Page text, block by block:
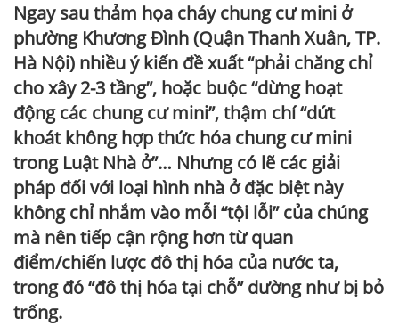
Ngay sau thảm họa cháy chung cư mini ở
phường Khương Đình (Quận Thanh Xuân, TP.
Hà Nội) nhiều ý kiến đề xuất “phải chăng chỉ
cho xây 2-3 tầng”, hoặc buộc “dừng hoạt
động các chung cư mini”, thậm chí “dứt
khoát không hợp thức hóa chung cư mini
trong Luật Nhà ở”… Nhưng có lẽ các giải
pháp đối với loại hình nhà ở đặc biệt này
không chỉ nhắm vào mỗi “tội lỗi” của chúng
mà nên tiếp cận rộng hơn từ quan
điểm/chiến lược đô thị hóa của nước ta,
trong đó “đô thị hóa tại chỗ” dường như bị bỏ
trống.